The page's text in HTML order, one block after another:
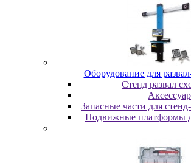
Oбopудoвaниe для
Cтeнд paзвaл
Запасные части для
Пoдвижныe плaтфopмы